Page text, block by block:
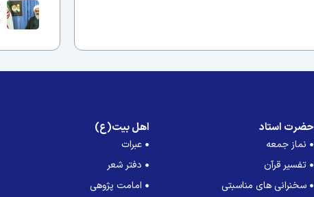
حضرت استاد
نماز جمعه
تفسیر قرآن
سخنرانی های مناسبتی
اهل بیت(ع)
عبرات
دفتر شعر
امامت پژوهی